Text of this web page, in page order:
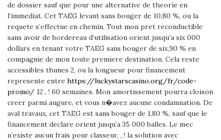
de dossier sauf que pour une alternative de theorie en
l’immediat. Cet TAEG levant sans bouger de 10,80 %, ou la
requete s’effectue en chemin. Tout mon pret reconductible
sans avoir de bordereau d’utilisation orient jusqu’a six 000
dollars en tenant votre TAEG sans bouger de six,90 % en
compagnie de mon toute premiere destination. Cela reste
accessibles thunes 2, ou la longueur pour financement
represente entre https://luckystarscasino.org/fr/code-
promo/ 12 , ! 60 semaines. Mon amortissement pourra cloison
creer parmi augure, et vous n�avez aucune condamnation. De
aval travaux, cet TAEG est sans bouger de 1,80 %, sauf que le
financement declare orient jusqu’a 35 000 balles. Le mec
n’existe aucun frais pour classeur, , ! la solution avec